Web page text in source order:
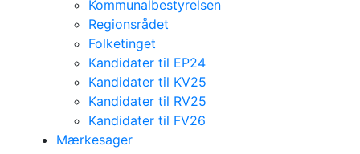
Kommunalbestyrelsen
Regionsrådet
Folketinget
Kandidater til EP24
Kandidater til KV25
Kandidater til RV25
Kandidater til FV26
Mærkesager